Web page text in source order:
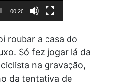
00:20
roubar a casa do
Só fez jogar lá da
na gravação,
da tentativa de